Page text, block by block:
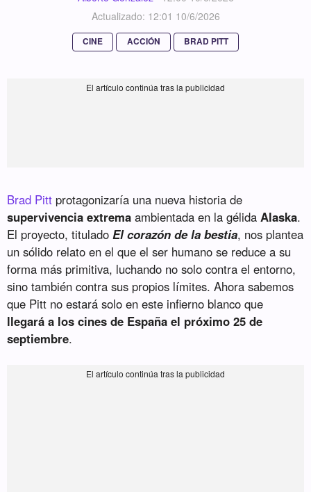
Actualizado: 12:01 10/6/2026
CINE ACCIÓN BRAD PITT
Brad Pitt protagonizaría una nueva historia de
supervivencia extrema ambientada en la gélida Alaska.
El proyecto, titulado El corazón de la bestia, nos plantea
un sólido relato en el que el ser humano se reduce a su
forma más primitiva, luchando no solo contra el entorno,
sino también contra sus propios límites. Ahora sabemos
que Pitt no estará solo en este infierno blanco que
llegará a los cines de España el próximo 25 de
septiembre.